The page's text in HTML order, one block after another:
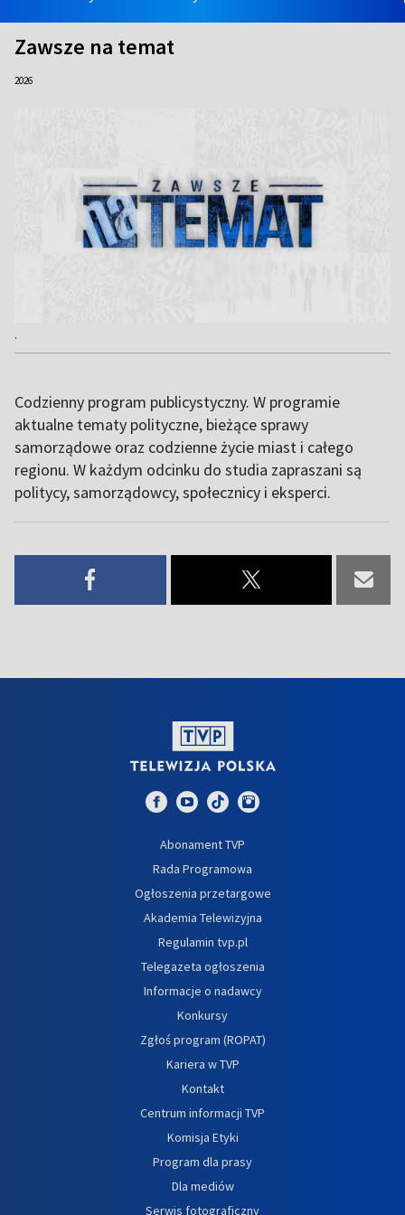
Zawsze na temat
2026
.
Codzienny program publicystyczny. W programie
aktualne tematy polityczne, bieżące sprawy
samorządowe oraz codzienne życie miast i całego
regionu. W każdym odcinku do studia zapraszani są
politycy, samorządowcy, społecznicy i eksperci.
Abonament TVP
Rada Programowa
Ogłoszenia przetargowe
Akademia Telewizyjna
Regulamin tvp.pl
Telegazeta ogłoszenia
Informacje o nadawcy
Konkursy
Zgłoś program (ROPAT)
Kariera w TVP
Kontakt
Centrum informacji TVP
Komisja Etyki
Program dla prasy
Dla mediów
Serwis fotograficzny